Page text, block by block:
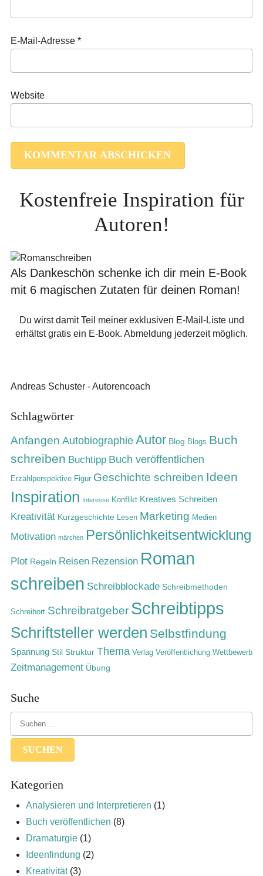
E-Mail-Adresse *
Website
Kostenfreie Inspiration für
Autoren!
Als Dankeschön schenke ich dir mein E-Book
mit 6 magischen Zutaten für deinen Roman!
Du wirst damit Teil meiner exklusiven E-Mail-Liste und
erhältst gratis ein E-Book. Abmeldung jederzeit möglich.
Andreas Schuster - Autorencoach
Schlagwörter
Anfangen Autobiographie Autor Blog Blogs Buch
schreiben Buchtipp Buch veröffentlichen
Erzählperspektive Figur Geschichte schreiben Ideen
Inspiration Interesse Konflikt Kreatives Schreiben
Kreativität Kurzgeschichte Lesen Marketing Medien
Motivation märchen Persönlichkeitsentwicklung
Plot Regeln Reisen Rezension Roman
schreiben Schreibblockade Schreibmethoden
Schreibort Schreibratgeber Schreibtipps
Schriftsteller werden Selbstfindung
Spannung Stil Struktur Thema Verlag Veröffentlichung Wettbewerb
Zeitmanagement Übung
Suche
Kategorien
Analysieren und Interpretieren (1)
Buch veröffentlichen (8)
Dramaturgie(1)
Ideenfindung (2)
Kreativität(3)